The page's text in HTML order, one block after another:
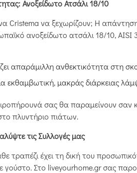
Ανοξείδωτο Ατσάλι 18/10
Cristema να ξεχωρίζουν; Η
ανοξείδωτο ατσάλι 18/10, AISI
απαράμιλλη ανθεκτικότητα στη
εκθαμβωτική, μακράς διάρκειας
σας θα παραμείνουν σαν
πλυντήριο πιάτων.
τις Συλλογές μας
τραπέζι έχει τη δική του
γούστο. Στο liveyourhome.gr σας